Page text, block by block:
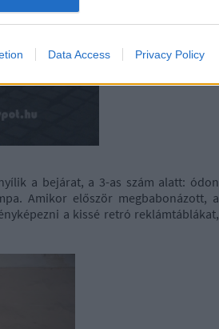
Data Access Privacy Policy
a bejárat, a 3-as szám alatt: ódon
Amikor először megbabonázott, a
a kissé retró reklámtáblákat,